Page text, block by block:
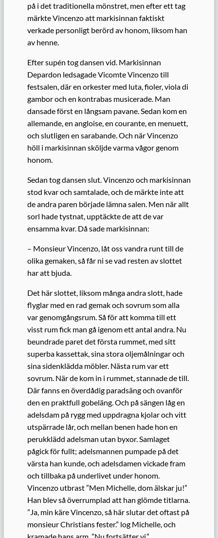
på i det traditionella mönstret, men efter ett tag
märkte Vincenzo att markisinnan faktiskt
verkade personligt berörd av honom, liksom han
av henne.
Efter supén tog dansen vid. Markisinnan
Depardon ledsagade Vicomte Vincenzo till
festsalen, där en orkester med luta, fioler, viola di
gambor och en kontrabas musicerade. Man
dansade först en långsam pavane. Sedan kom en
allemande, en angloise, en courante, en menuett,
och slutligen en sarabande. Och när Vincenzo
höll i markisinnan sköljde varma vågor genom
honom.
Sedan tog dansen slut. Vincenzo och markisinnan
stod kvar och samtalade, och de märkte inte att
de andra paren började lämna salen. Men när allt
sorl hade tystnat, upptäckte de att de var
ensamma kvar. Då sade markisinnan:
– MonsieurVincenzo, låt oss vandra runt till de
olika gemaken, så får ni se vad resten av slottet
har att bjuda.
Det här slottet, liksom många andra slott, hade
flyglar med en rad gemak och sovrum som alla
var genomgångsrum. Så för att komma till ett
visst rum fick man gå igenom ett antal andra. Nu
beundrade paret det första rummet, med sitt
superba kassettak, sinastora oljemålningaroch
sina sidenklädda möbler. Nästa rum var ett
sovrum. När de kom in i rummet, stannade de till.
Där fanns en överdådig paradsäng och ovanför
den en praktfull gobeläng. Och på sängen låg en
adelsdam på rygg med uppdragna kjolaroch vitt
utspärrade lår,och mellan benen hade hon en
perukklädd adelsman utan byxor. Samlaget
pågick för fullt; adelsmannen pumpade på det
värsta han kunde, och adelsdamen vickade fram
och tillbaka på underlivet under honom.
Vincenzo utbrast ”Men Michelle, domälskar ju!”
Han blev så överrumplad att han glömde titlarna.
”Ja, min käreVincenzo,så här slutar det oftast på
monsieurChristians fester.” log Michelle, och